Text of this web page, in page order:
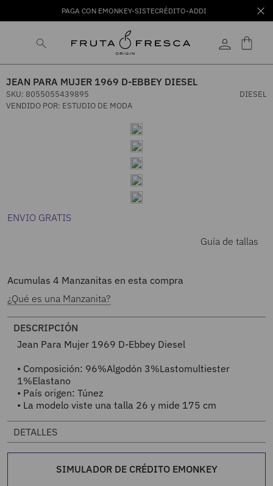
PAGA CON EMONKEY-SISTECRÉDITO-ADDI
JEAN PARA MUJER 1969 D-EBBEY DIESEL
SKU: 8055055439895
DIESEL
VENDIDO POR: ESTUDIO DE MODA
ENVIO GRATIS
Guía de tallas
Acumulas4 Manzanitas en esta compra
¿Qué es una Manzanita?
DESCRIPCIÓN
Jean Para Mujer 1969 D-Ebbey Diesel
• Composición: 96%Algodón 3%Lastomultiester
1%Elastano
• País origen: Túnez
• La modelo viste una talla 26 y mide 175 cm
DETALLES
SIMULADOR DE CRÉDITO EMONKEY